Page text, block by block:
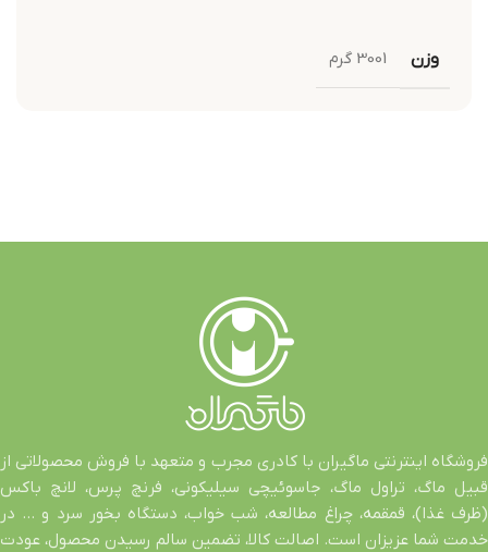
وزن 3001 گرم
فروشگاه اینترنتی ماگیران با کادری مجرب و متعهد با فروش محصولاتی از
قبیل ماگ، تراول ماگ، جاسوئیچی سیلیکونی، فرنچ پرس، لانچ باکس
(ظرف غذا)، قمقمه، چراغ مطالعه، شب خواب، دستگاه بخور سرد و … در
خدمت شما عزیزان است. اصالت کالا، تضمین سالم رسیدن محصول، عودت